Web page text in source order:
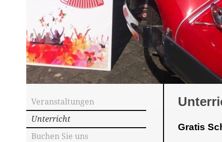
Gratis
Veranstaltungen
Unterricht
Buchen Sie uns